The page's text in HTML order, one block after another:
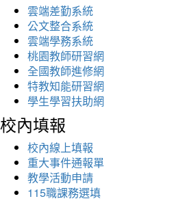
雲端差勤系統
公文整合系統
雲端學務系統
桃園教師研習網
全國教師進修網
特教知能研習網
學生學習扶助網
校內填報
校內線上填報
重大事件通報單
教學活動申請
115職課務選填